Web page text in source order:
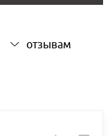
отзывам